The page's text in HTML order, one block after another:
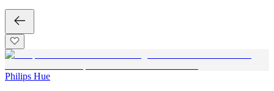
Philips Hue